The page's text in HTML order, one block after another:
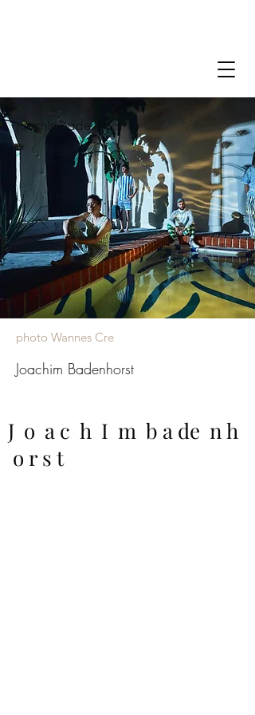
joachimbadenhorst
photo Wannes Cre
Joachim Badenhorst
J o a c h I m b a de n h
o r s t